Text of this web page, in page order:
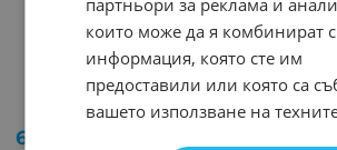
Антена WI-FI 2.4GHz
SMA-M
Арт.№: 244610
6.90
4.59 €
партньори за реклама и
които може да я комбинират с
информация, която сте им
предоставили или която са
вашето използване на